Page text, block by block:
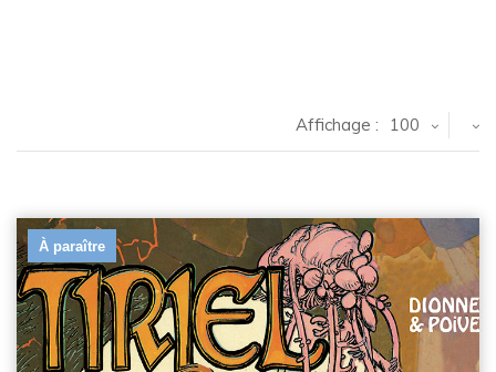
Affichage : 100
À paraître